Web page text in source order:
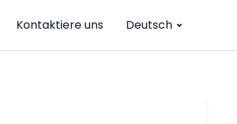
Kontaktiere uns Deutsch